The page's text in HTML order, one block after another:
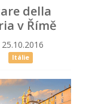
della
v Římě
25.10.2016
Itálie